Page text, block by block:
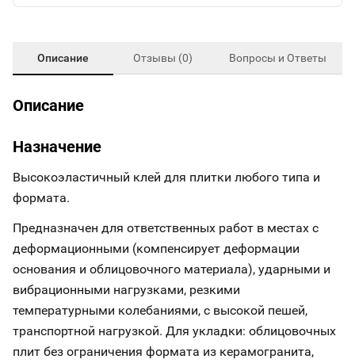
Описание Отзывы (0) Вопросы и Ответы
Описание
Назначение
Высокоэластичный клей для плитки любого типа и
формата.
Предназначен для ответственных работ в местах с
деформационными (компенсирует деформации
основания и облицовочного материала), ударными и
вибрационными нагрузками, резкими
температурными колебаниями, с высокой пешей,
транспортной нагрузкой. Для укладки: облицовочных
плит без ограничения формата из керамогранита,